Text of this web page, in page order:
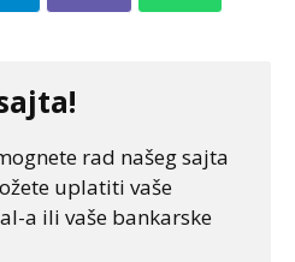
rad našeg sajta
uplatiti vaše
a ili vaše bankarske